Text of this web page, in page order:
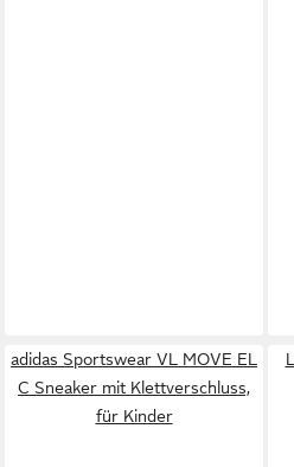
adidas Sportswear VL MOVE EL
C Sneaker mit Klettverschluss,
für Kinder